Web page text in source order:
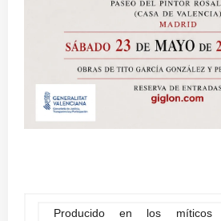
Producido en los míticos